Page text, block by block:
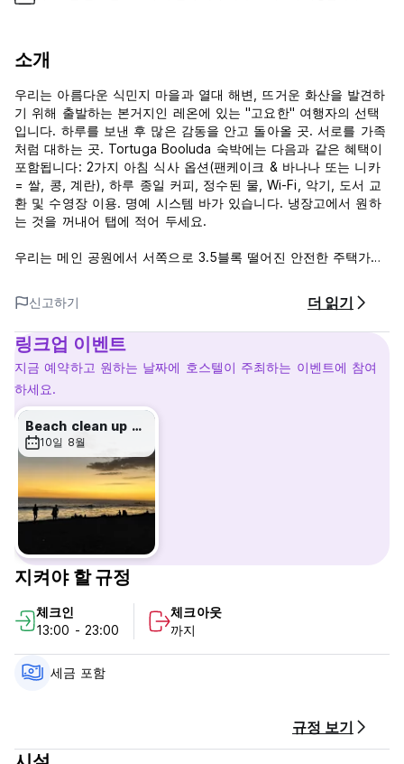
소개
우리는 아름다운 식민지 마을과 열대 해변, 뜨거운 화산을 발견하
기 위해 출발하는 본거지인 레온에 있는 "고요한" 여행자의 선택
입니다. 하루를 보낸 후 많은 감동을 안고 돌아올 곳. 서로를 가족
처럼 대하는 곳. Tortuga Booluda 숙박에는 다음과 같은 혜택이
포함됩니다: 2가지 아침 식사 옵션(팬케이크 & 바나나 또는 니카
= 쌀, 콩, 계란), 하루 종일 커피, 정수된 물, Wi-Fi, 악기, 도서 교
환 및 수영장 이용. 명예 시스템 바가 있습니다. 냉장고에서 원하
는 것을 꺼내어 탭에 적어 두세요.
우리는 메인 공원에서 서쪽으로 3.5블록 떨어진 안전한 주택가에
며, 인근에는 수많은 바, 카페, 레스토랑이 있습니다. 유명한 레온
대성당(Cathedral of Leon)은 단 몇 분 거리에 있으며,
Leyendas y Tradiciones 박물관 및 Fundación Ortiz Gurdián
미술관과 같은 다른 명소도 마찬가지입니다.
우리는 1~4명이 숙박할 수 있는 편안한 객실(일부는 에어컨이 있
가격에는 아침 식사, 하루 종일 커피 및 모든 시설 이용이 포함되
어 있습니다. 저희 직원은 투어, 셔틀 또는 기타 필요한 정보를 기
꺼이 도와드립니다. 프론트 데스크에는 연중무휴 24시간 리셉션
이 있습니다!
취소 정책: 도착 24시간 전.
체크인은 13:00부터입니다.
11시 이전에 체크아웃하세요.
도착 시 현금으로 결제하세요.
신고하기 더 읽기
링크업 이벤트
지금 예약하고 원하는 날짜에 호스텔이 주최하는 이벤트에 참여
하세요.
Beach clean up & bonfire!
10일 8월
지켜야 할 규정
체크인
13:00 - 23:00
체크아웃
까지
세금 포함
규정 보기